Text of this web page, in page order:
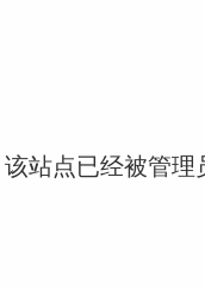
站点已经被管